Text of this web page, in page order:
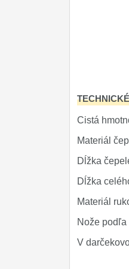
Cistá
Materiál
Dĺžka
Dĺžka
Materiál
Nože podľa
V